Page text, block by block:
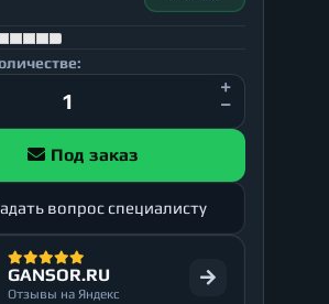
Под заказ
вопрос специалисту
GANSOR.RU
Отзывы на Яндекс